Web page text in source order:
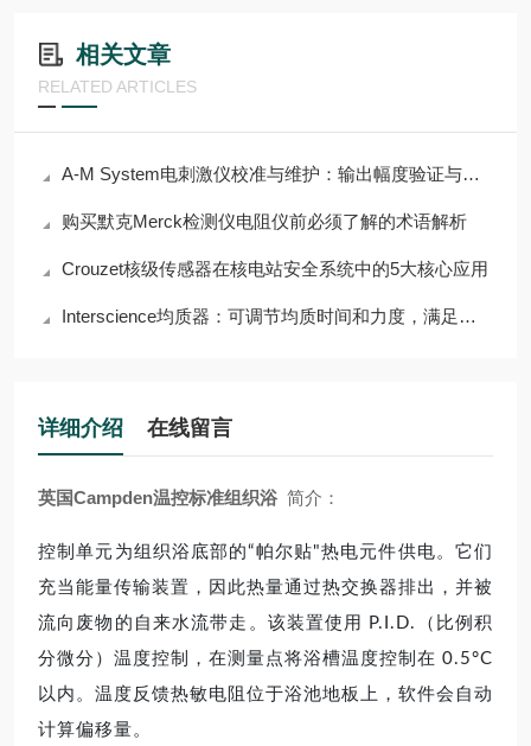
相关文章
RELATED ARTICLES
A-M System电刺激仪校准与维护：输出幅度验证与电极接口检查
购买默克Merck检测仪电阻仪前必须了解的术语解析
Crouzet核级传感器在核电站安全系统中的5大核心应用
Interscience均质器：可调节均质时间和力度，满足多样需求
详细介绍 在线留言
英国Campden温控标准组织浴 简介：
控制单元为组织浴底部的“帕尔贴"热电元件供电。它们
充当能量传输装置，因此热量通过热交换器排出，并被
流向废物的自来水流带走。该装置使用 P.I.D.（比例积
分微分）温度控制，在测量点将浴槽温度控制在 0.5°C
以内。温度反馈热敏电阻位于浴池地板上，软件会自动
计算偏移量。